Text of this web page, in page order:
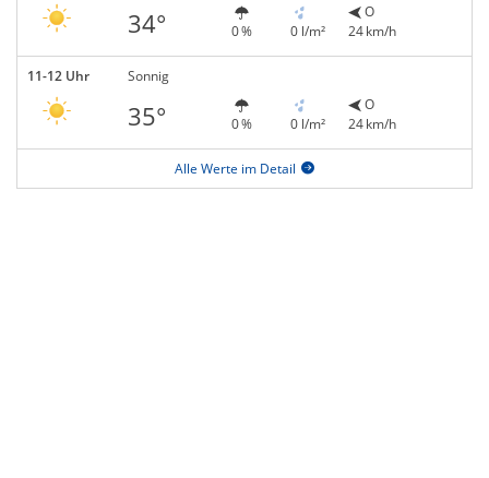
34° 0 % 0 l/m²
O
24 km/h
11-12 Uhr Sonnig
35° 0 % 0 l/m²
O
24 km/h
Alle Werte im Detail